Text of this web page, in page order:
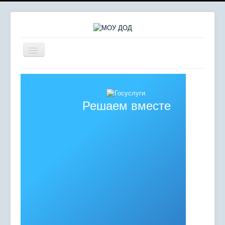
Включить/
выключить
Главная
Решаем вместе